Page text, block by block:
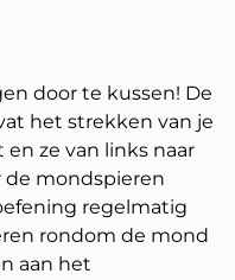
door te kussen! De
het strekken van je
ze van links naar
de mondspieren
regelmatig
rondom de mond
aan het